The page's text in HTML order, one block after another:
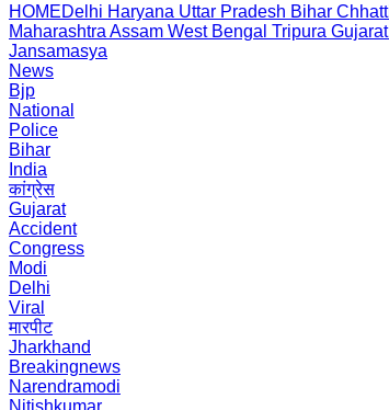
HOMEDelhi Haryana Uttar Pradesh Bihar
Maharashtra Assam West Bengal Tripura Gujarat
Jansamasya
News
Bjp
National
Police
Bihar
India
कांग्रेस
Gujarat
Accident
Congress
Modi
Delhi
Viral
मारपीट
Jharkhand
Breakingnews
Narendramodi
Nitishkumar